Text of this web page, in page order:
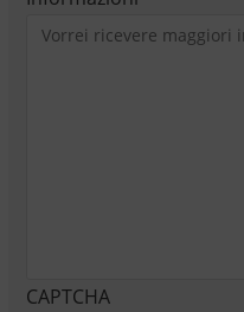
CAPTCHA